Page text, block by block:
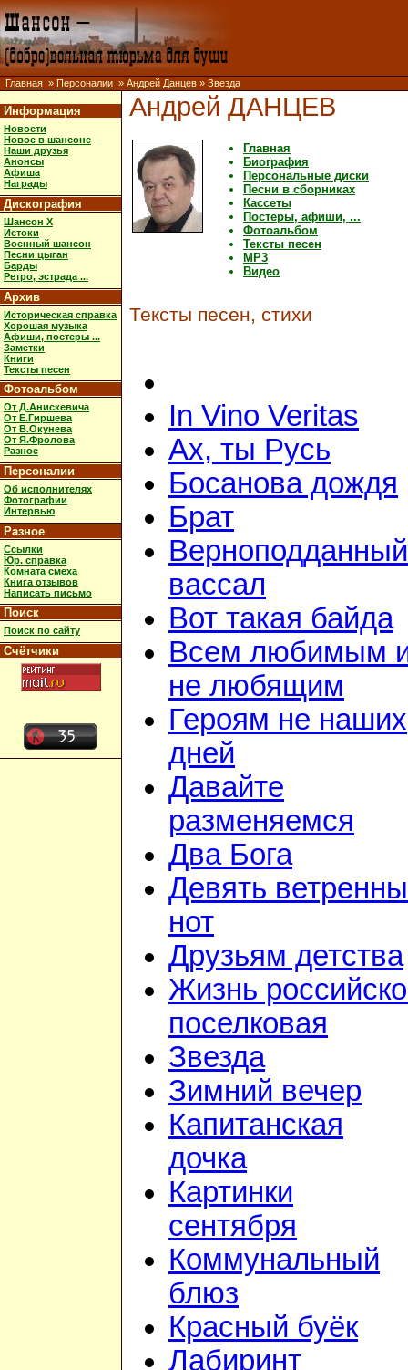
Главная » Персоналии » Андрей Данцев » Звезда
Информация
Новости
Новое в шансоне
Наши друзья
Анонсы
Афиша
Награды
Дискография
Шансон X
Истоки
Военный шансон
Песни цыган
Барды
Ретро, эстрада ...
Архив
Историческая справка
Хорошая музыка
Афиши, постеры ...
Заметки
Книги
Тексты песен
Фотоальбом
От Д.Анискевича
От Е.Гиршева
От В.Окунева
От Я.Фролова
Разное
Персоналии
Об исполнителях
Фотографии
Интервью
Разное
Ссылки
Юр. справка
Комната смеха
Книга отзывов
Написать письмо
Поиск
Поиск по сайту
Счётчики
Андрей ДАНЦЕВ
Главная
Биография
Персональные диски
Песни в сборниках
Кассеты
Постеры, афиши, ...
Фотоальбом
Тексты песен
MP3
Видео
Тексты песен, стихи
In Vino Veritas
Ах, ты Русь
Босанова дождя
Брат
Верноподданный
вассал
Вот такая байда
Всем любимым
не любящим
Героям не наших
дней
Давайте
разменяемся
Два Бога
Девять
нот
Друзьям детства
Жизнь
поселковая
Звезда
Зимний вечер
Капитанская
дочка
Картинки
сентября
Коммунальный
блюз
Красный буёк
Лабиринт